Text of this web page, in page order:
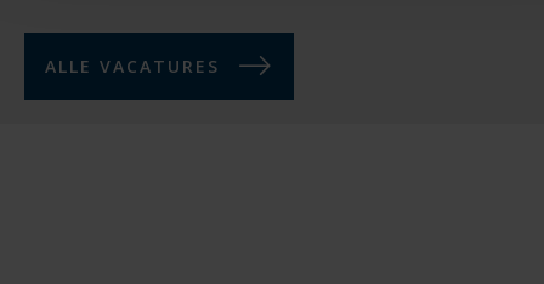
ALLE VACATURES